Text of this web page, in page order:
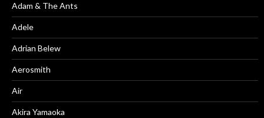
Adam & The Ants
Adele
Adrian Belew
Aerosmith
Air
Akira Yamaoka